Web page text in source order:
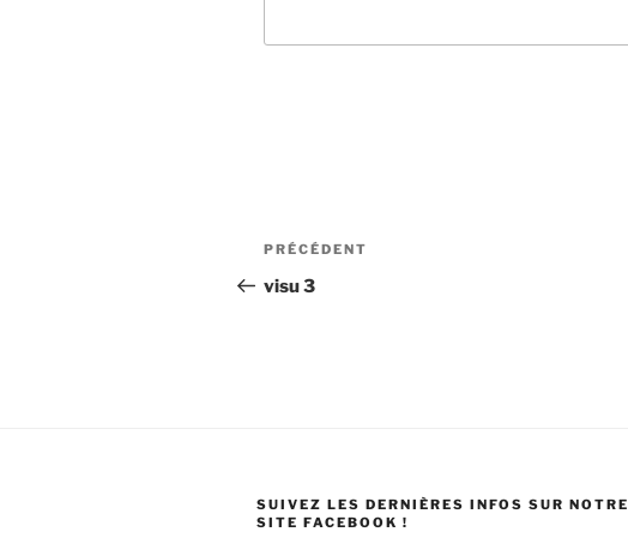
Navigation
de
Article
précédent
PRÉCÉDENT
visu 3
SUIVEZ LES DERNIÈRES INFOS SUR NOTRE
SITE FACEBOOK !